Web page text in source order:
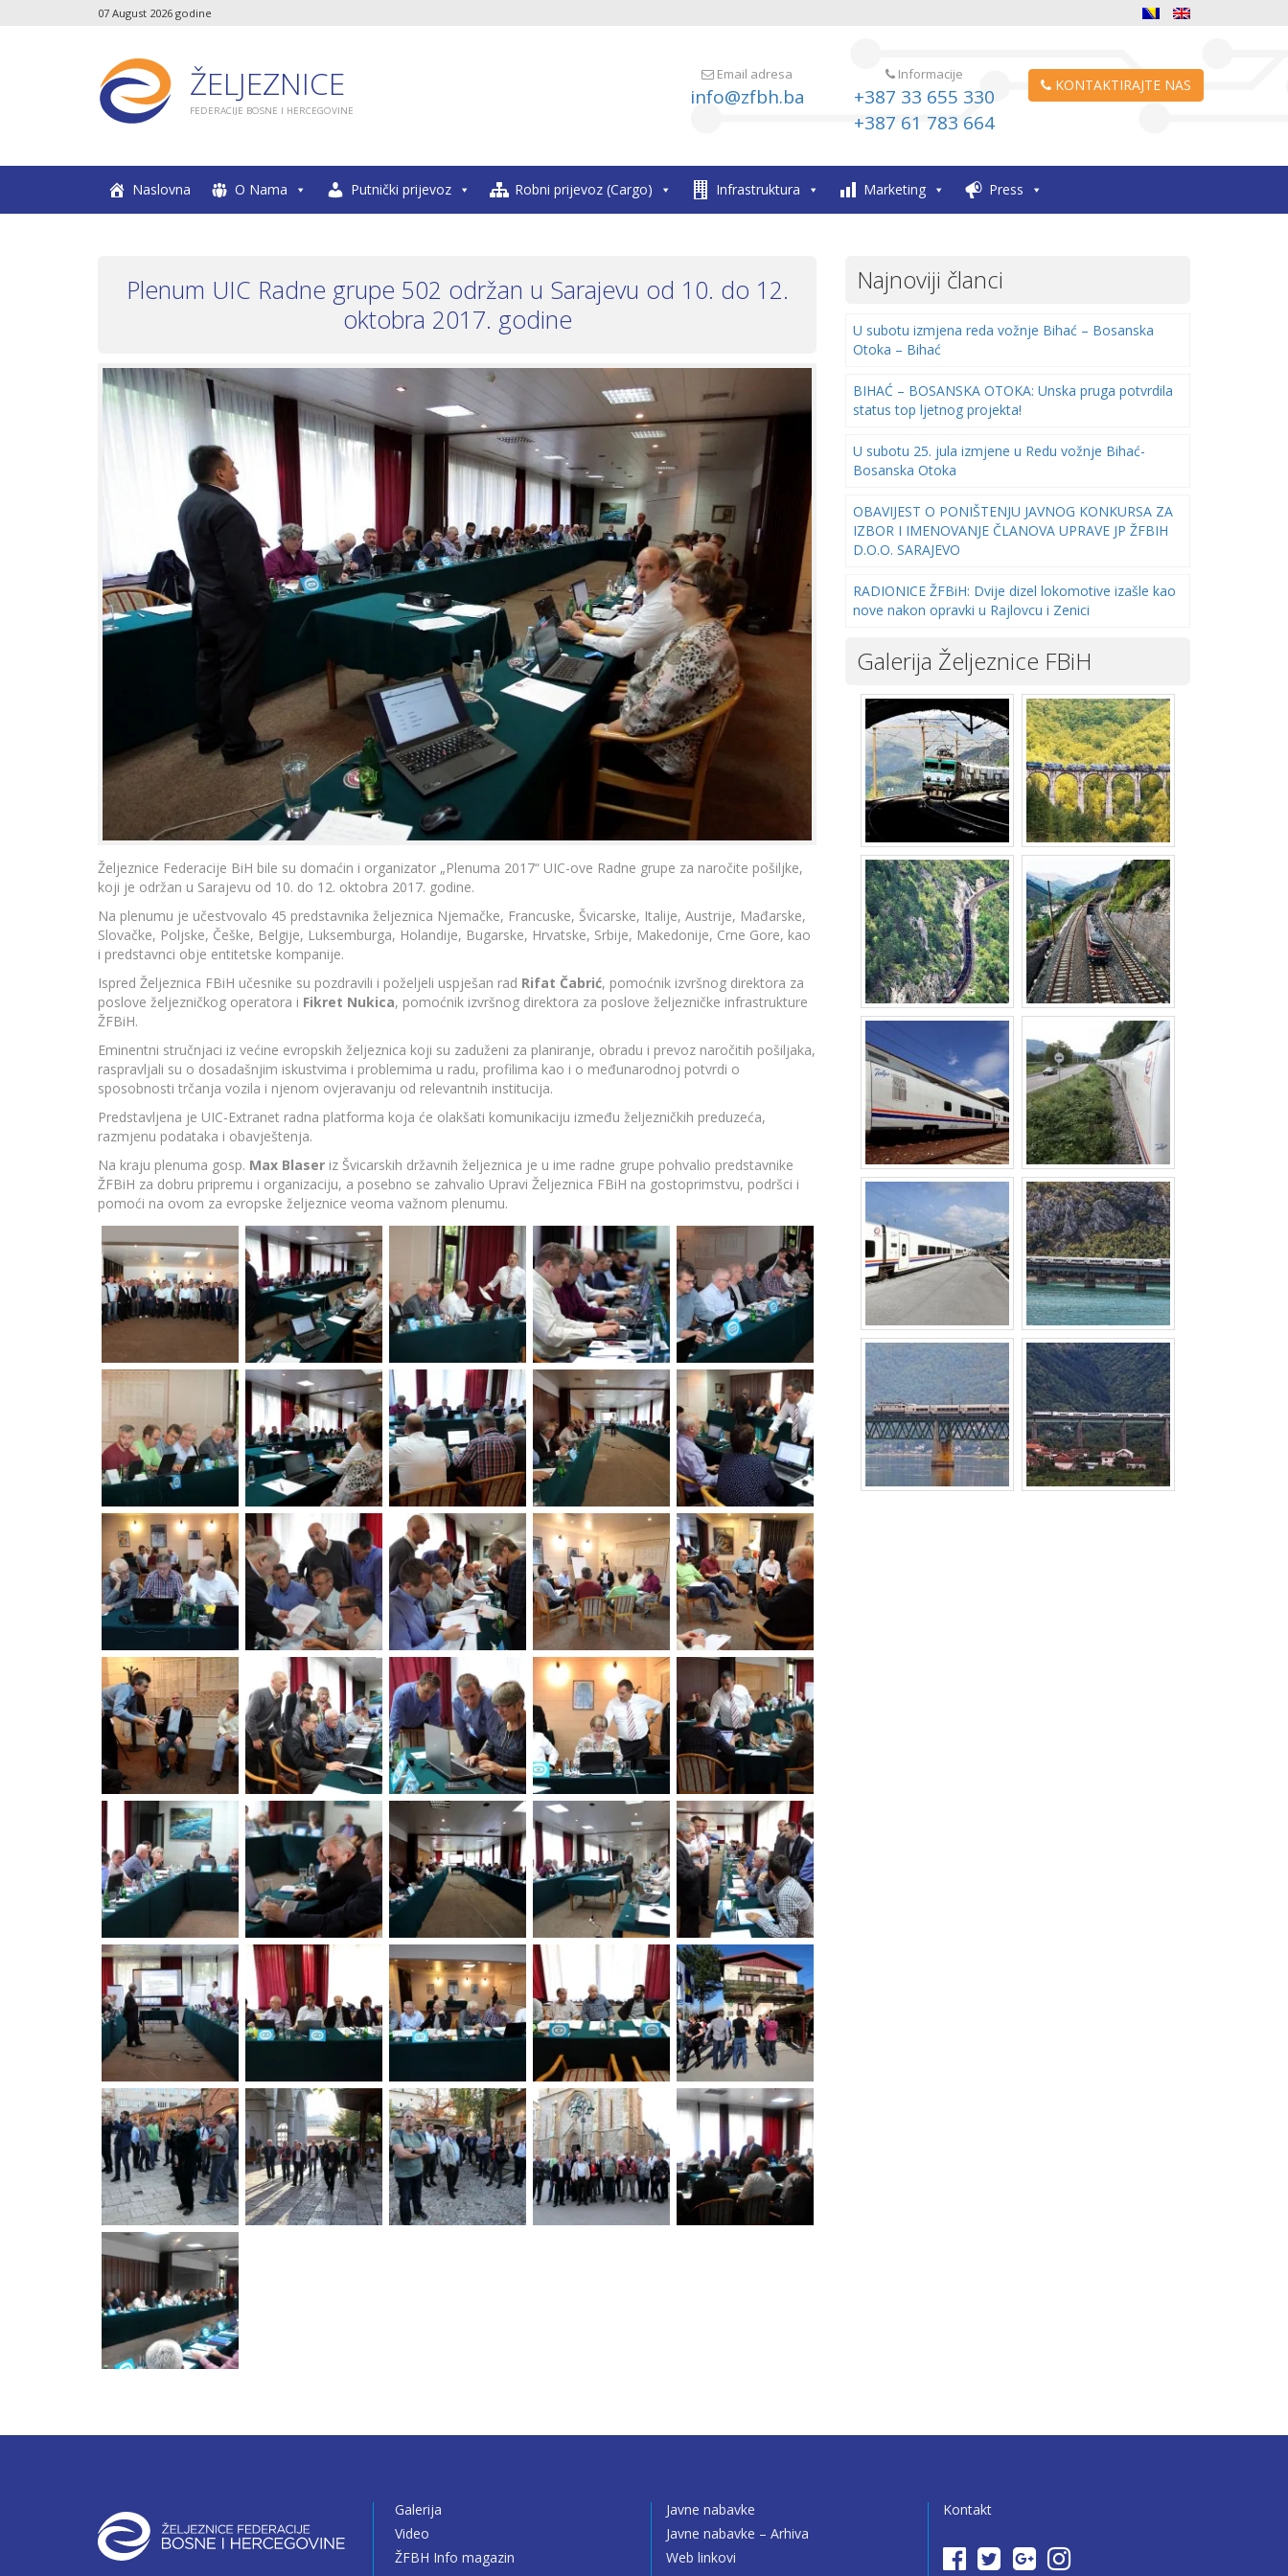
07 August 2026 godine
ŽELJEZNICE
FEDERACIJE BOSNE I HERCEGOVINE
Email adresa
info@zfbh.ba
Informacije
+387 33 655 330
+387 61 783 664
KONTAKTIRAJTE NAS
Naslovna O Nama Putnički prijevoz Robni prijevoz (Cargo) Infrastruktura Marketing Press
Plenum UIC Radne grupe 502 održan u Sarajevu od 10. do 12.
oktobra 2017. godine
Željeznice Federacije BiH bile su domaćin i organizator „Plenuma 2017“ UIC-ove Radne grupe za naročite pošiljke,
koji je održan u Sarajevu od 10. do 12. oktobra 2017. godine.
Na plenumu je učestvovalo 45 predstavnika željeznica Njemačke, Francuske, Švicarske, Italije, Austrije, Mađarske,
Slovačke, Poljske, Češke, Belgije, Luksemburga, Holandije, Bugarske, Hrvatske, Srbije, Makedonije, Crne Gore, kao
i predstavnci obje entitetske kompanije.
Ispred Željeznica FBiH učesnike su pozdravili i poželjeli uspješan rad Rifat Čabrić, pomoćnik izvršnog direktora za
poslove željezničkog operatora i Fikret Nukica, pomoćnik izvršnog direktora za poslove željezničke infrastrukture
ŽFBiH.
Eminentni stručnjaci iz većine evropskih željeznica koji su zaduženi za planiranje, obradu i prevoz naročitih pošiljaka,
raspravljali su o dosadašnjim iskustvima i problemima u radu, profilima kao i o međunarodnoj potvrdi o
sposobnosti trčanja vozila i njenom ovjeravanju od relevantnih institucija.
Predstavljena je UIC-Extranet radna platforma koja će olakšati komunikaciju između željezničkih preduzeća,
razmjenu podataka i obavještenja.
Na kraju plenuma gosp. Max Blaser iz Švicarskih državnih željeznica je u ime radne grupe pohvalio predstavnike
ŽFBiH za dobru pripremu i organizaciju, a posebno se zahvalio Upravi Željeznica FBiH na gostoprimstvu, podršci i
pomoći na ovom za evropske željeznice veoma važnom plenumu.
Najnoviji članci
U subotu izmjena reda vožnje Bihać – Bosanska
Otoka – Bihać
BIHAĆ – BOSANSKA OTOKA: Unska pruga potvrdila
status top ljetnog projekta!
U subotu 25. jula izmjene u Redu vožnje Bihać-
Bosanska Otoka
OBAVIJEST O PONIŠTENJU JAVNOG KONKURSA ZA
IZBOR I IMENOVANJE ČLANOVA UPRAVE JP ŽFBIH
D.O.O. SARAJEVO
RADIONICE ŽFBiH: Dvije dizel lokomotive izašle kao
nove nakon opravki u Rajlovcu i Zenici
Galerija Željeznice FBiH
Galerija
Video
ŽFBH Info magazin
Javne nabavke
Javne nabavke – Arhiva
Web linkovi
Kontakt